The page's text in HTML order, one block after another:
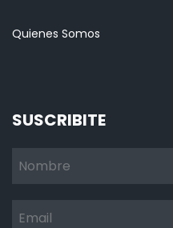
Quienes Somos
SUSCRIBITE